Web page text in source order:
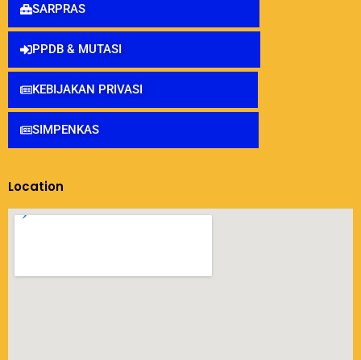
SARPRAS
PPDB & MUTASI
KEBIJAKAN PRIVASI
SIMPENKAS
Location